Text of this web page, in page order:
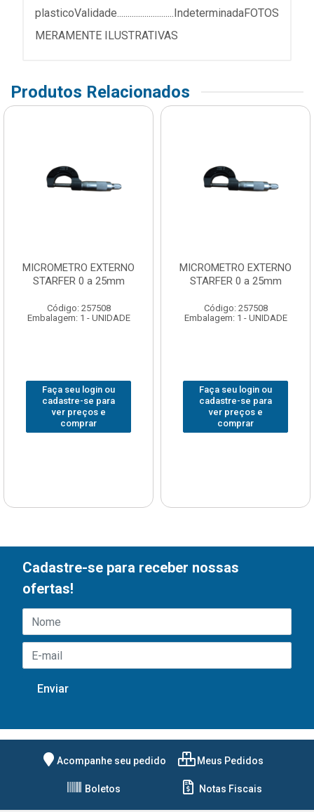
plasticoValidade...........................IndeterminadaFOTOS
MERAMENTE ILUSTRATIVAS
Produtos Relacionados
MICROMETRO EXTERNO
STARFER 0 a 25mm
Código: 257508
Embalagem: 1 - UNIDADE
Faça seu login ou
cadastre-se para
ver preços e
comprar
MICROMETRO EXTERNO
STARFER 0 a 25mm
Código: 257508
Embalagem: 1 - UNIDADE
Faça seu login ou
cadastre-se para
ver preços e
comprar
Cadastre-se para receber nossas
ofertas!
Acompanhe seu pedido Meus Pedidos
Boletos Notas Fiscais